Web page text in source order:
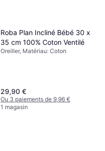
Roba Plan Incliné Bébé 30 x
35 cm 100% Coton Ventilé
Oreiller, Matériau: Coton
29,90 €
Ou 3 paiements de 9,96 €
1 magasin